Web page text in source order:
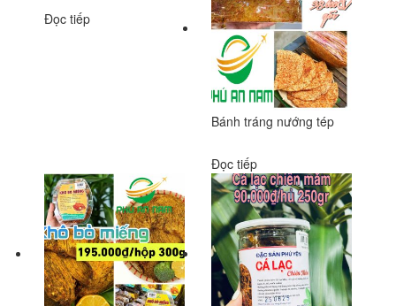
Đọc tiếp
Bánh tráng nướng tép
Đọc tiếp